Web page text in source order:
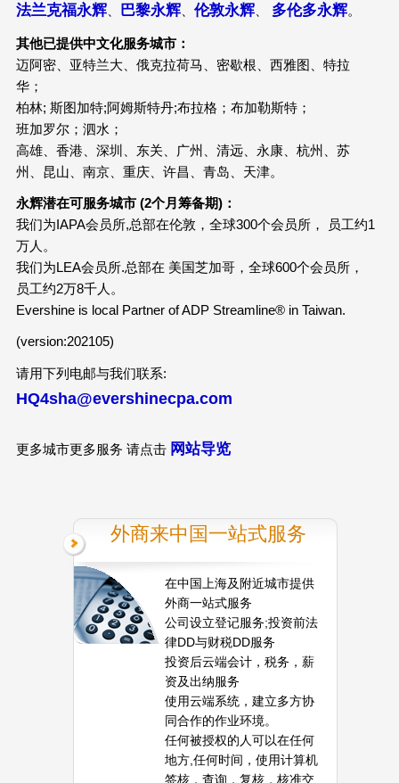
法兰克福永辉、 巴黎永辉、 伦敦永辉、 多伦多永辉。
其他已提供中文化服务城市：
迈阿密、亚特兰大、俄克拉荷马、密歇根、西雅图、特拉
华；
柏林; 斯图加特;阿姆斯特丹;布拉格；布加勒斯特；
班加罗尔；泗水；
高雄、香港、深圳、东关、广州、清远、永康、杭州、苏
州、昆山、南京、重庆、许昌、青岛、天津。
永辉潜在可服务城市 (2个月筹备期)：
我们为IAPA会员所,总部在伦敦，全球300个会员所， 员工约1
万人。
我们为LEA会员所.总部在 美国芝加哥，全球600个会员所，
员工约2万8千人。
Evershine is local Partner of ADP Streamline® in Taiwan.
(version:202105)
请用下列电邮与我们联系:
HQ4sha@evershinecpa.com
更多城市更多服务 请点击 网站导览
外商来中国一站式服务
在中国上海及附近城市提供
外商一站式服务
公司设立登记服务;投资前法
律DD与财税DD服务
投资后云端会计，税务，薪
资及出纳服务
使用云端系统，建立多方协
同合作的作业环境。
任何被授权的人可以在任何
地方,任何时间，使用计算机
签核，查询，复核，核准交